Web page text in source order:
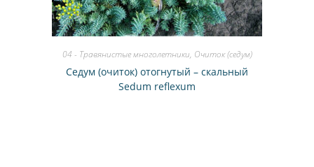
04 - Травянистые многолетники, Очиток (седум)
Седум (очиток) отогнутый – скальный
Sedum reflexum